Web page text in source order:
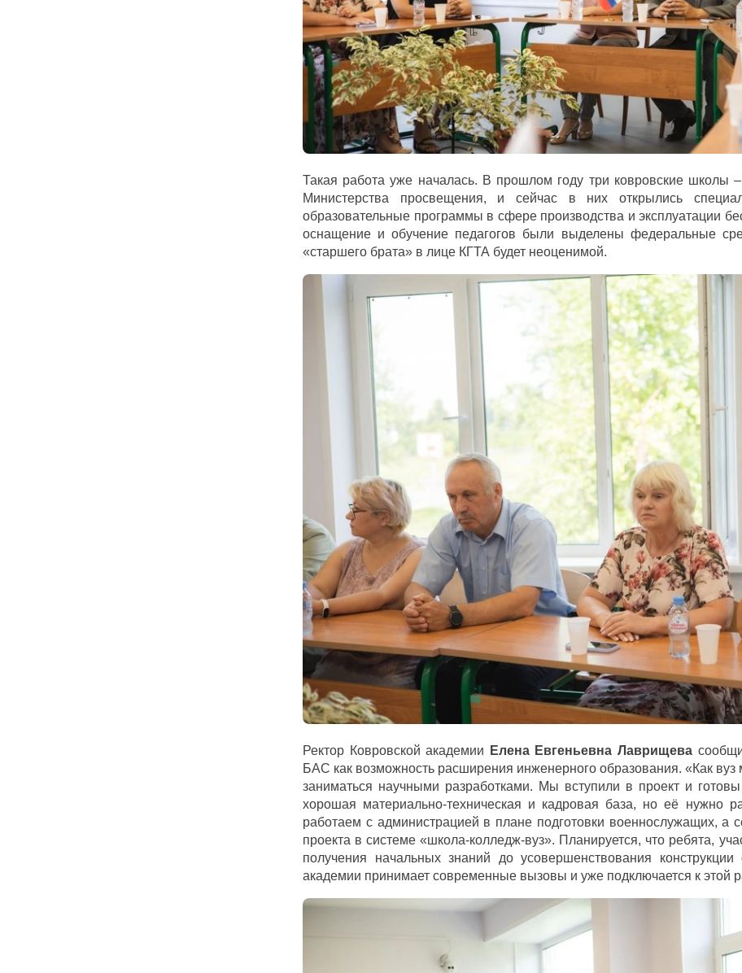
Такая работа уже началась. В прошлом году три ковровские школы
Министерства просвещения, и сейчас в них открылись
образовательные программы в сфере производства и эксплуатации
оснащение и обучение педагогов были выделены федеральные
«старшего брата» в лице КГТА будет неоценимой.
Ректор Ковровской академии Елена Евгеньевна Лаврищева
БАС как возможность расширения инженерного образования. «Как вуз
заниматься научными разработками. Мы вступили в проект и
хорошая материально-техническая и кадровая база, но её нужно
работаем с администрацией в плане подготовки военнослужащих, а
проекта в системе «школа-колледж-вуз». Планируется, что ребята,
получения начальных знаний до усовершенствования
академии принимает современные вызовы и уже подключается к этой